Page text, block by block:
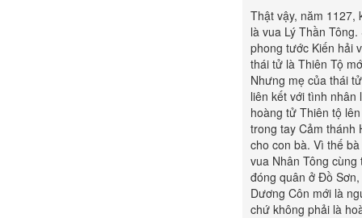
Thật vậy, năm 1127,
là vua Lý Thần
phong tước Kiến hải
thái tử là Thiên Tộ
Nhưng mẹ của thái
liên kết với tình nhân
hoàng tử Thiên tộ
trong tay Cảm thánh
cho con bà. Vì thế
vua Nhân Tông
đóng quân ở Đồ
Dương Côn mới là
chứ không phải là